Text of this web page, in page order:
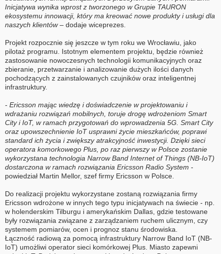
Inicjatywa wynika wprost z tworzonego w Grupie TAURON
ekosystemu innowacji, który ma kreować nowe produkty i usługi dla
naszych klientów– dodaje wiceprezes.
Projekt rozpocznie się jeszcze w tym roku we Wrocławiu, jako
pilotaż programu. Istotnym elementem projektu, będzie również
zastosowanie nowoczesnych technologii komunikacyjnych oraz
zbieranie, przetwarzanie i analizowanie dużych ilości danych
pochodzących z zainstalowanych czujników oraz inteligentnej
infrastruktury.
- Ericsson mając wiedzę i doświadczenie w projektowaniu i
wdrażaniu rozwiązań mobilnych, toruje drogę wdrożeniom Smart
City i IoT, w ramach przygotowań do wprowadzenia 5G. Smart City
oraz upowszechnienie IoT usprawni życie mieszkańców, poprawi
standard ich życia i zwiększy atrakcyjność inwestycji. Dzięki sieci
operatora komorkowego Plus, po raz pierwszy w Polsce zostanie
wykorzystana technologia Narrow Band Internet of Things (NB-IoT)
dostarczona w ramach rozwiązania Ericsson Radio System -
powiedział Martin Mellor, szef firmy Ericsson w Polsce.
Do realizacji projektu wykorzystane zostaną rozwiązania firmy
Ericsson wdrożone w innych tego typu inicjatywach na świecie - np.
w holenderskim Tilburgu i amerykańskim Dallas, gdzie testowane
były rozwiązania związane z zarządzaniem ruchem ulicznym, czy
systemem pomiarów, ocen i prognoz stanu środowiska.
Łączność radiową za pomocą infrastruktury Narrow Band IoT (NB-
IoT) umożliwi operator sieci komórkowej Plus. Miasto zapewni